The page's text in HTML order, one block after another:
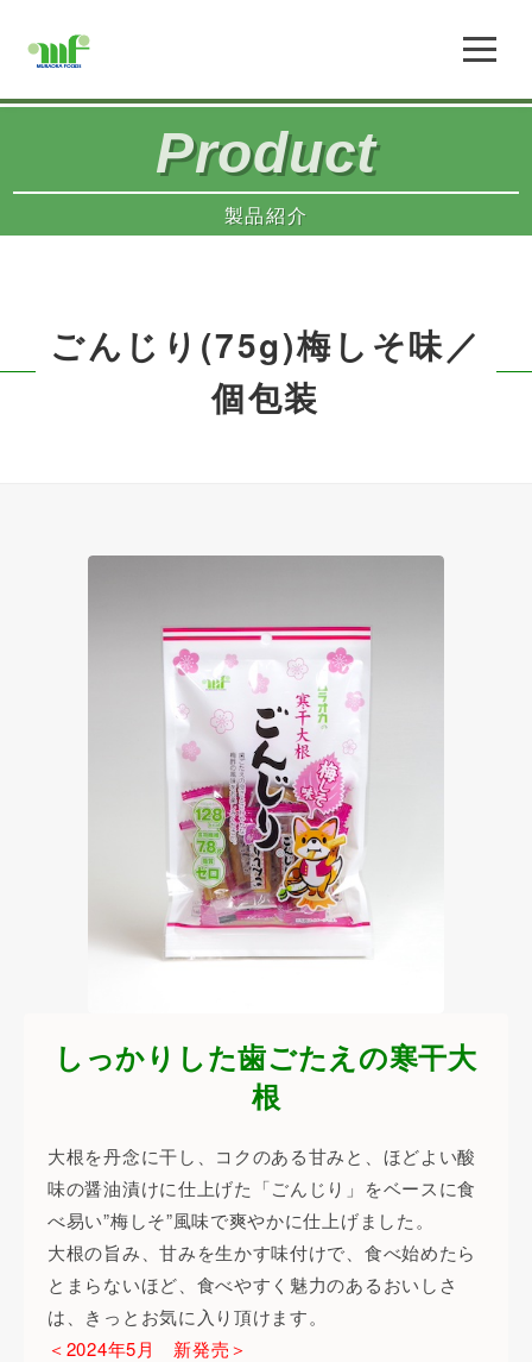
Product
製品紹介
ごんじり(75g)梅しそ味／
個包装
しっかりした歯ごたえの寒干大
根
大根を丹念に干し、コクのある甘みと、ほどよい酸
味の醤油漬けに仕上げた「ごんじり」をベースに食
べ易い”梅しそ”風味で爽やかに仕上げました。
大根の旨み、甘みを生かす味付けで、食べ始めたら
とまらないほど、食べやすく魅力のあるおいしさ
は、きっとお気に入り頂けます。
＜2024年5月 新発売＞